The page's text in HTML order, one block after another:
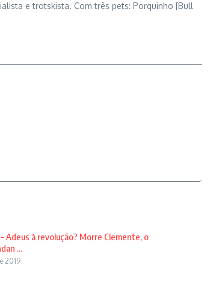
e trotskista. Com três pets: Porquinho [Bull
Adeus à revolução? Morre Clemente, o
...
2019